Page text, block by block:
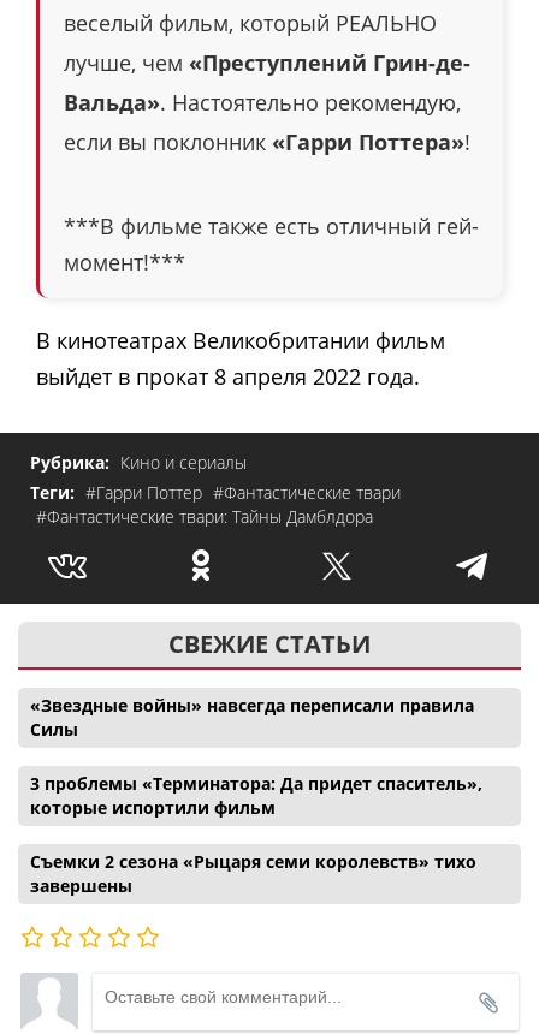
веселый фильм, который РЕАЛЬНО
лучше, чем «Преступлений Грин-де-
Вальда». Настоятельно рекомендую,
если вы поклонник «Гарри Поттера»!
***В фильме также есть отличный гей-
момент!***
В кинотеатрах Великобритании фильм
выйдет в прокат 8 апреля 2022 года.
Рубрика: Кино и сериалы
Теги: #Гарри Поттер #Фантастические твари
#Фантастические твари: Тайны Дамблдора
СВЕЖИЕ СТАТЬИ
«Звездные войны» навсегда переписали правила
Силы
3 проблемы «Терминатора: Да придет спаситель»,
которые испортили фильм
Съемки 2 сезона «Рыцаря семи королевств» тихо
завершены